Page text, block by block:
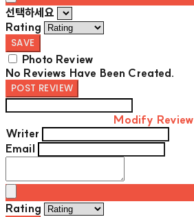
선택하세요
Rating
SAVE
Photo Review
No Reviews Have Been Created.
POST REVIEW
Modify Review
Writer
Email
Rating